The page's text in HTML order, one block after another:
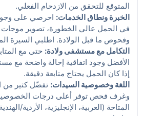
مواصلة خاصة.
المتوقع للتحقق من الازدحام الفعلي.
الخبرة ونطاق الخدمات: احرصي على
في الحمل عالي الخطورة، تصوير
وفحوص ما قبل الولادة. اطلبي السيرة
التكامل مع مستشفى ولادة: حتى مع
الأفضل وجود اتفاقية إحالة واضحة مع
إذا كان الحمل يحتاج متابعة دقيقة.
اللغة وخصوصية السيدات: تفضّل كثير من
وغرف فحص توفر أعلى درجات
المتاحة (العربية، الإنجليزية، الأردية/